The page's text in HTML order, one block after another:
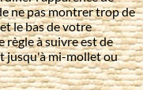
ne pas montrer trop de
le bas de votre
à suivre est de
jusqu'à mi-mollet ou